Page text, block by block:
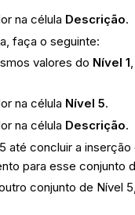
na célula Descrição.
faça o seguinte:
valores do Nível 1,
na célula Nível 5.
na célula Descrição.
até concluir a
para esse conjunto
conjunto de Nível